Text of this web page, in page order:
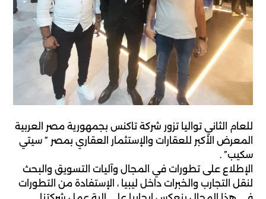
للعام الثاني تواليا تزور شركة تاكنس بجمهورية مصر العربية
المعرض الأكبر للعقارات والإستثمار العقاري بمصر ” سيتي
سكيب” .
الإطلاع على تطورات في المجال وآليات التسويق والبحث
لنقل التجارب والخبرات داخل ليبيا ، الإستفادة من التطورات